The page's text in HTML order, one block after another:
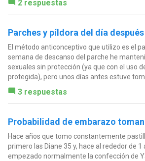
2 respuestas
Parches y píldora del día después
El método anticonceptivo que utilizo es el
semana de descanso del parche he
sexuales sin protección (ya que con el uso
protegida), pero unos días antes estuve
3 respuestas
Probabilidad de embarazo
Hace años que tomo constantemente
primero las Diane 35 y, hace al rededor de 1
empezado normalmente la confección de